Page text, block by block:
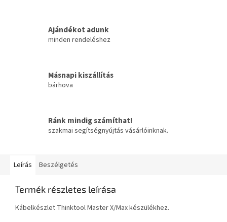
Ajándékot adunk
minden rendeléshez
Másnapi kiszállítás
bárhova
Ránk mindig számíthat!
szakmai segítségnyújtás vásárlóinknak.
Leírás Beszélgetés
Termék részletes leírása
Kábelkészlet Thinktool Master X/Max készülékhez.